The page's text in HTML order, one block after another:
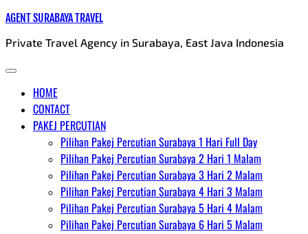
Skip
content
AGENT SURABAYA TRAVEL
Private Travel Agency in Surabaya, East Java Indonesia
HOME
CONTACT
PAKEJ PERCUTIAN
Pilihan Pakej Percutian Surabaya 1 Hari Full Day
Pilihan Pakej Percutian Surabaya 2 Hari 1 Malam
Pilihan Pakej Percutian Surabaya 3 Hari 2 Malam
Pilihan Pakej Percutian Surabaya 4 Hari 3 Malam
Pilihan Pakej Percutian Surabaya 5 Hari 4 Malam
Pilihan Pakej Percutian Surabaya 6 Hari 5 Malam